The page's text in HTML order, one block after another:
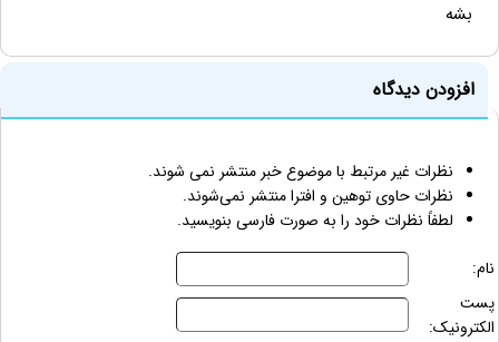
بشه
افزودن دیدگاه
نظرات غیر مرتبط با موضوع خبر منتشر نمی شوند.
نظرات حاوی توهین و افترا منتشر نمی‌شوند.
لطفاً نظرات خود را به صورت فارسی بنویسید.
نام:
پست
الکترونیک: